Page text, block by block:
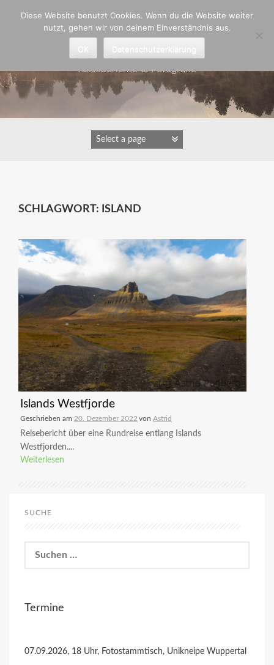
Astrid Padberg
Reiseberichte & Fotografie
SCHLAGWORT: ISLAND
Islands Westfjorde
Geschrieben am 20. Dezember 2022 von Astrid
Reisebericht über eine Rundreise entlang Islands
Westfjorden....
Weiterlesen
SUCHE
nach:
Termine
07.09.2026, 18 Uhr, Fotostammtisch, Unikneipe Wuppertal
Diese Website benutzt Cookies. Wenn du die Website weiter
nutzt, gehen wir von deinem Einverständnis aus.